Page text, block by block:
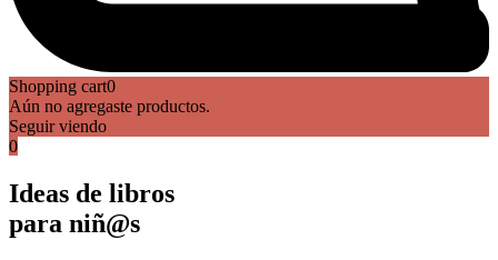
Shopping cart0
Aún no agregaste productos.
Seguir viendo
0
Ideas de libros
para niñ@s